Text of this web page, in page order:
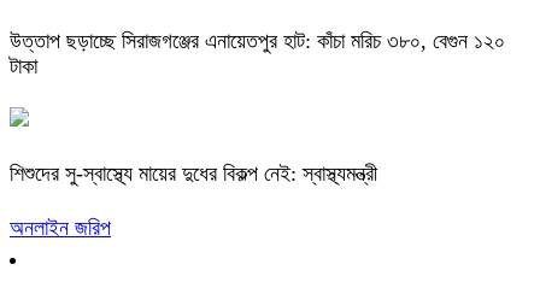
উত্তাপ ছড়াচ্ছে সিরাজগঞ্জের এনায়েতপুর হাট: কাঁচা মরিচ ৩৮০, বেগুন ১২০
টাকা
শিশুদের সু-স্বাস্থ্যে মায়ের দুধের বিকল্প নেই: স্বাস্থ্যমন্ত্রী
অনলাইন জরিপ